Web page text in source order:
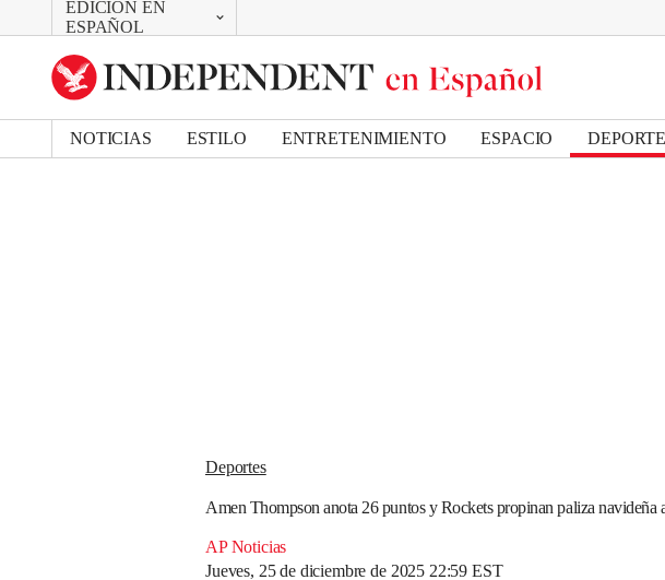
EDICIÓN EN
ESPAÑOL
CAMBIAR
UK Edition
US Edition
NOTICIAS ESTILO ENTRETENIMIENTO ESPACIO
Deportes
Amen Thompson anota 26 puntos y Rockets propinan paliza navideña
AP Noticias
Jueves, 25 de diciembre de 2025 22:59 EST
Bookmark popover
Removed from bookmarks
Close popover